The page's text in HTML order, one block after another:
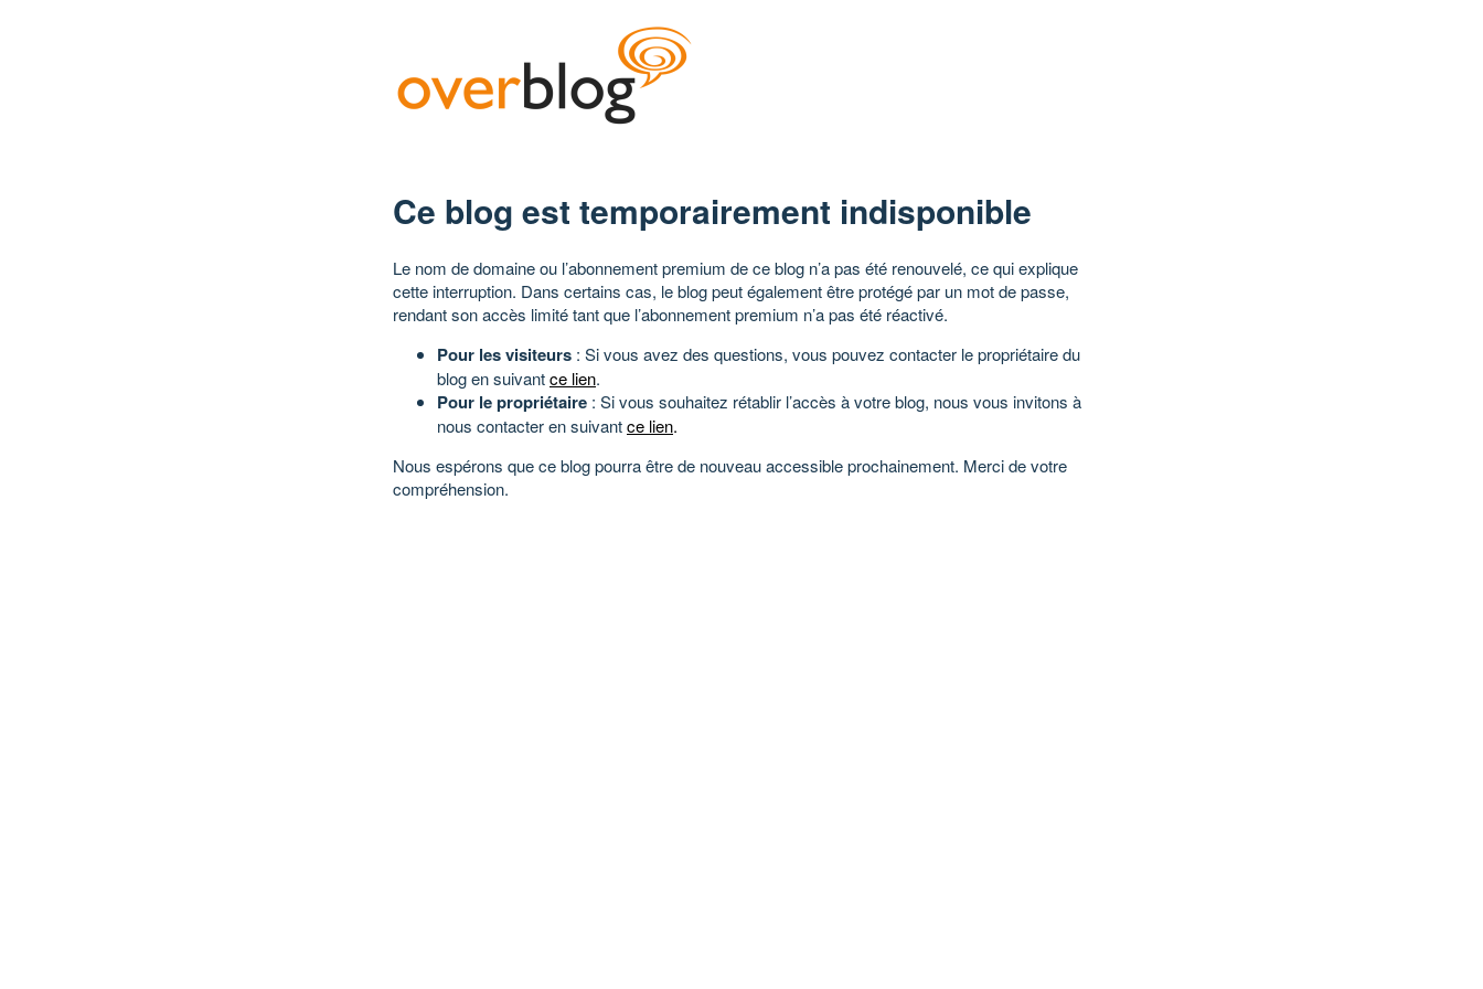
Ce blog est temporairement indisponible
Le nom de domaine ou l’abonnement premium de ce blog n’a pas été renouvelé, ce qui explique
cette interruption. Dans certains cas, le blog peut également être protégé par un mot de passe,
rendant son accès limité tant que l’abonnement premium n’a pas été réactivé.
Pour les visiteurs : Si vous avez des questions, vous pouvez contacter le propriétaire du
blog en suivantce lien.
Pour le propriétaire : Si vous souhaitez rétablir l’accès à votre blog, nous vous invitons à
nous contacter en suivantce lien.
Nous espérons que ce blog pourra être de nouveau accessible prochainement. Merci de votre
compréhension.